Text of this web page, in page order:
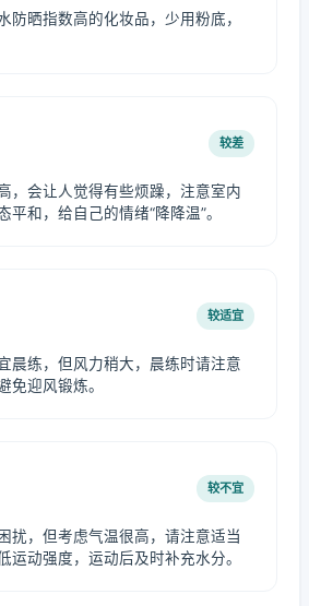
防晒指数高的化妆品，少用粉底，
较差
，会让人觉得有些烦躁，注意室内
平和，给自己的情绪“降降温”。
较适宜
晨练，但风力稍大，晨练时请注意
免迎风锻炼。
较不宜
扰，但考虑气温很高，请注意适当
运动强度，运动后及时补充水分。